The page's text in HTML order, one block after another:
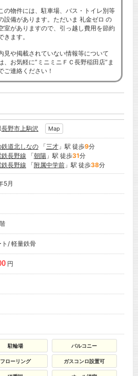
の物件には、駐車場、バス・トイレ別等
設備があります。ただいま 礼金ゼロ の
室がありますので、引っ越し費用を節約
きます。
見や掲載されていない情報等について
、お気軽に”ミニミニＦＣ長野稲田店”ま
ご連絡ください！
長野市上駒沢 Map
鉄道北しなの「三才」駅 徒歩9分
長野線 「朝陽」駅 徒歩31分
長野線 「附属中学前」駅 徒歩38分
5月
ト/ 軽量鉄骨
円
駐輪場 バルコニー
フローリング ガスコンロ設置可